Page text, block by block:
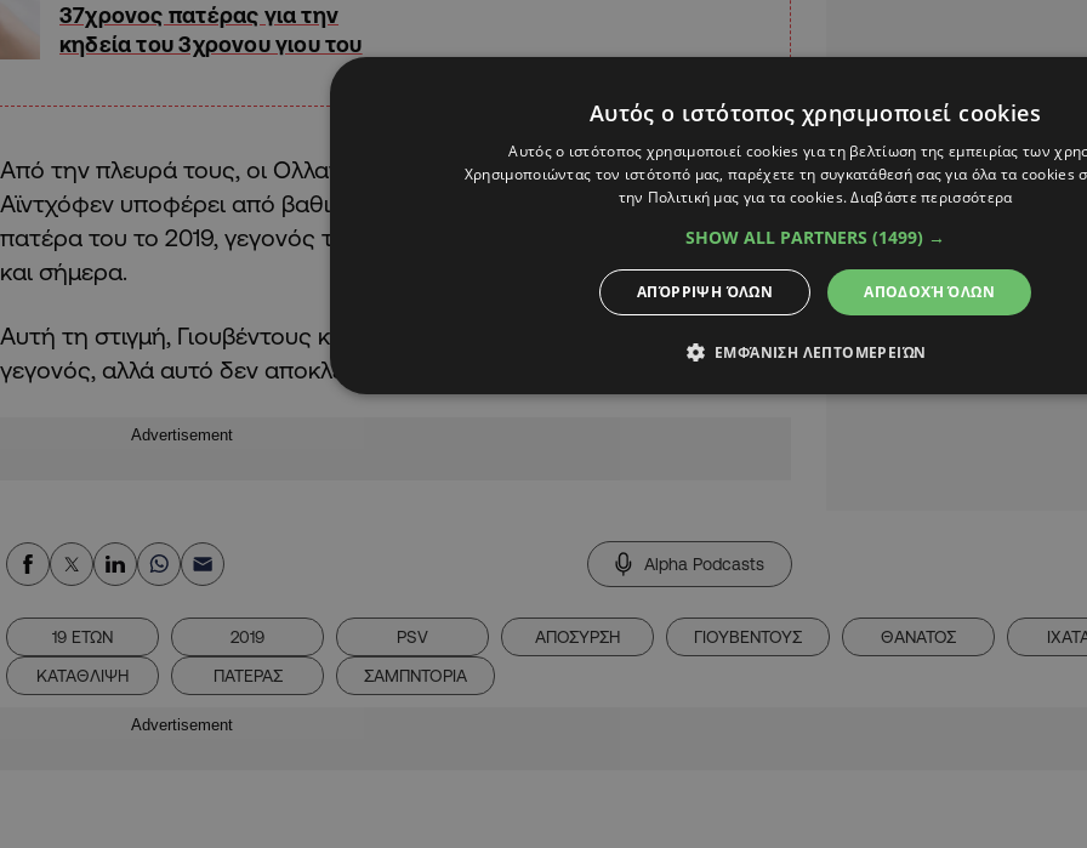
37χρονος πατέρας για την
κηδεία του 3χρονου γιου του
Από την πλευρά τους, οι Ολλανδοί τονίζουν ότι ο πρώην άσος της
Αϊντχόφεν υποφέρει από βαθιά κατάθλιψη λόγω του θανάτου του
πατέρα του το 2019, γεγονός το οποίο δεν μπορεί να ξεπεράσει μέχρι
και σήμερα.
Αυτή τη στιγμή, Γιουβέντους και Σαμπντόρια δεν έχουν σχολιάσει το
γεγονός, αλλά αυτό δεν αποκλείεται να συμβεί ακόμα και σήμερα.
Advertisement
Alpha Podcasts
19 ΕΤΩΝ 2019 PSV ΑΠΟΣΥΡΣΗ ΓΙΟΥΒΕΝΤΟΥΣ ΘΑΝΑΤΟΣ
ΚΑΤΑΘΛΙΨΗ
ΠΑΤΕΡΑΣ ΣΑΜΠΝΤΟΡΙΑ
Advertisement
Αυτός ο ιστότοπος χρησιμοποιεί cookies
Αυτός ο ιστότοπος χρησιμοποιεί cookies για τη βελτίωση της εμπειρίας των
Χρησιμοποιώντας τον ιστότοπό μας, παρέχετε τη συγκατάθεσή σας για όλα τα cookies
την Πολιτική μας για τα cookies.Διαβάστε περισσότερα
SHOW ALL PARTNERS (1499) →
ΑΠΟΔΟΧΉ ΌΛΩΝ
ΑΠΌΡΡΙΨΗ ΌΛΩΝ
ΕΜΦΆΝΙΣΗ ΛΕΠΤΟΜΕΡΕΙΏΝ